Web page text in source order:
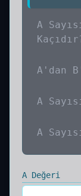
A
A'dan
A
A
A Değeri